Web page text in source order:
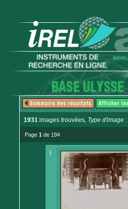
1931 images trouvées, Type d'image :
Page 1 de 194
1